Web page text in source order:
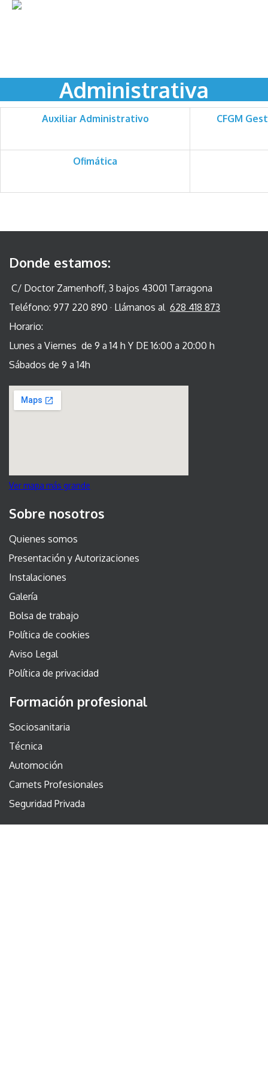
Administrativa
Auxiliar Administrativo CFGM
Ofimática
Donde estamos:
C/ Doctor Zamenhoff, 3 bajos 43001 Tarragona
Teléfono: 977 220 890 · Llámanos al 628 418 873
Horario:
Lunes a Viernes de 9 a 14 h Y DE 16:00 a 20:00 h
Sábados de 9 a 14h
Ver mapa más grande
Sobre nosotros
Quienes somos
Presentación y Autorizaciones
Instalaciones
Galería
Bolsa de trabajo
Política de cookies
Aviso Legal
Política de privacidad
Formación profesional
Sociosanitaria
Técnica
Automoción
Carnets Profesionales
Seguridad Privada